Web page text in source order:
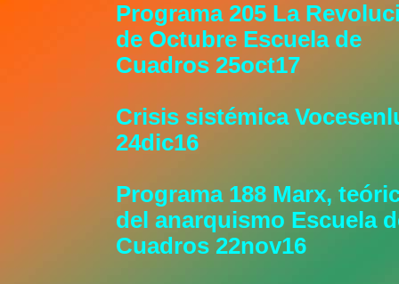
Programa 205 La
de Octubre Escuela de
Cuadros 25oct17
Crisis sistémica
24dic16
Programa 188 Marx,
del anarquismo Escuela
Cuadros 22nov16